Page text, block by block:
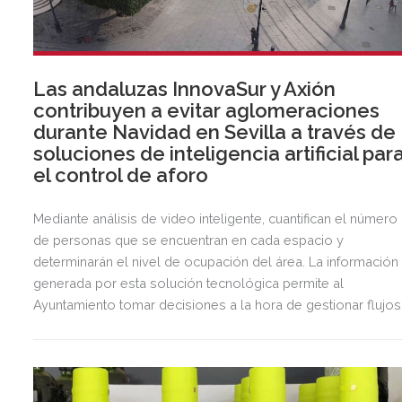
Las andaluzas InnovaSur y Axión
contribuyen a evitar aglomeraciones
durante Navidad en Sevilla a través de
soluciones de inteligencia artificial
el control de aforo
Mediante análisis de video inteligente, cuantifican el número
de personas que se encuentran en cada espacio y
determinarán el nivel de ocupación del área. La información
generada por esta solución tecnológica permite al
Ayuntamiento tomar decisiones a la hora de gestionar flujos